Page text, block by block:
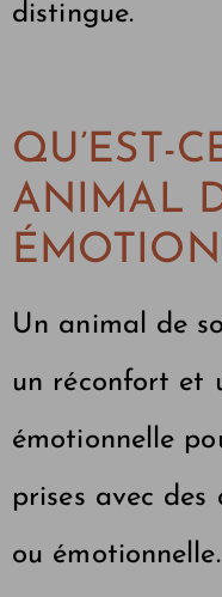
distingue.
QU’EST-
ANIMAL
Un animal de
un réconfort et
émotionnelle
prises avec
ou